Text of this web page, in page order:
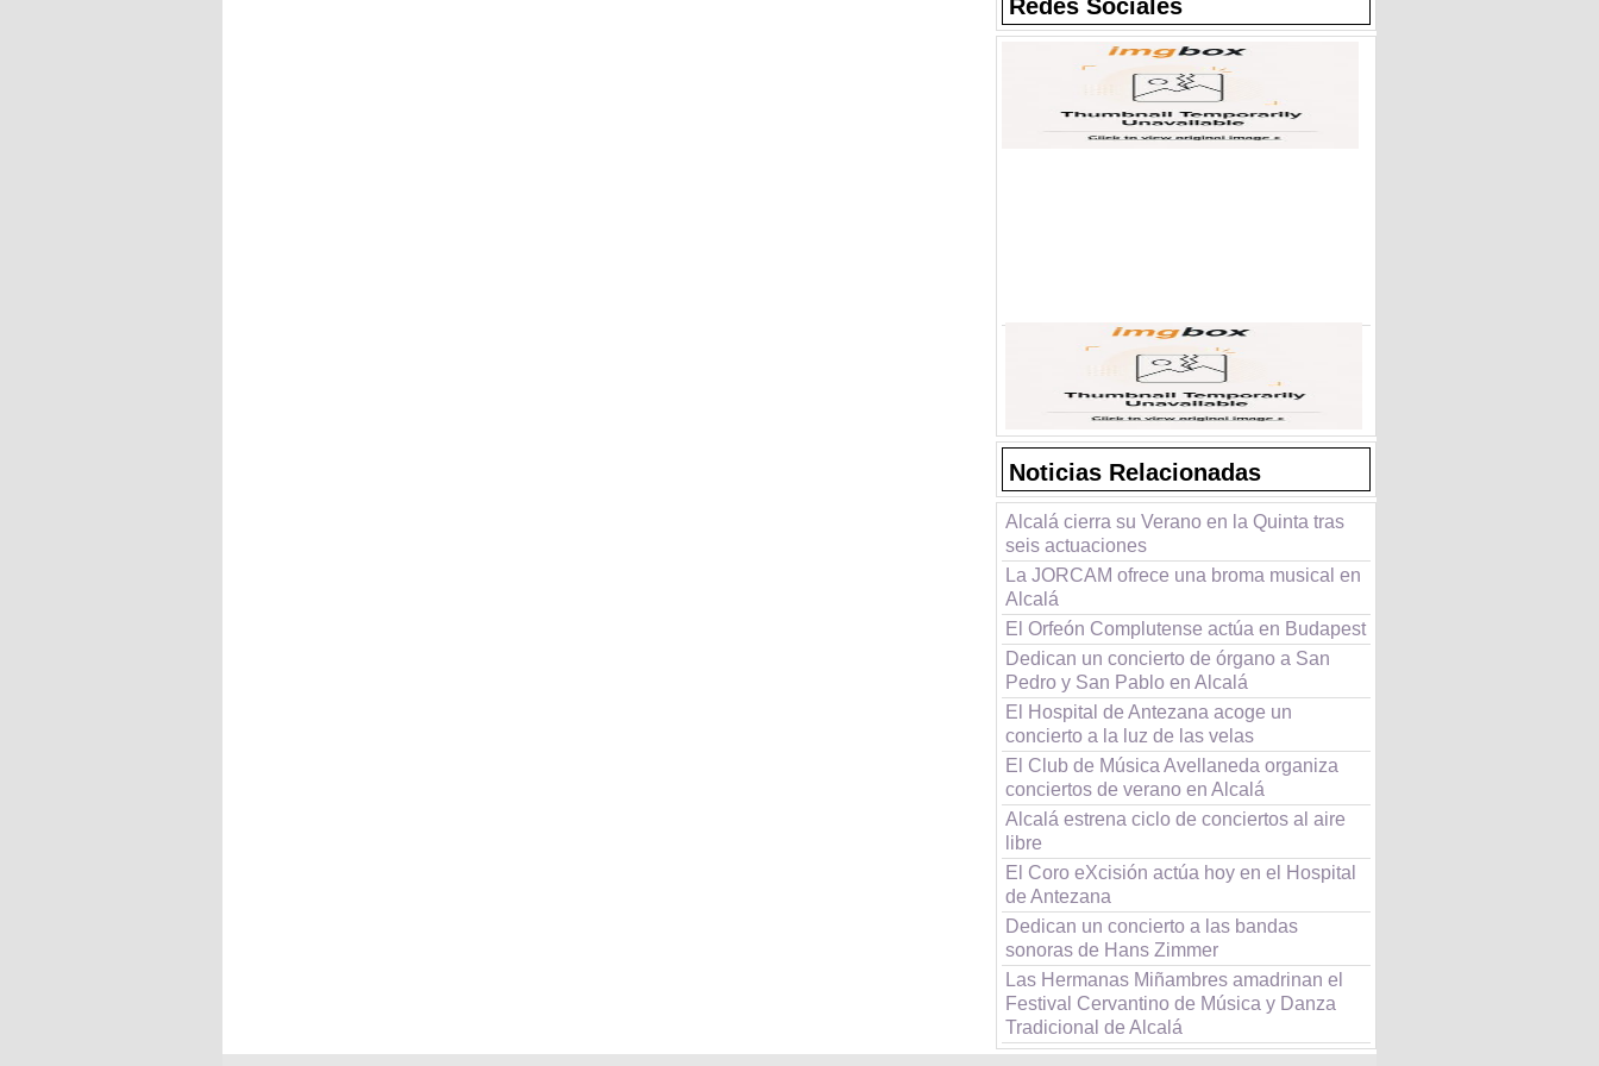
Redes Sociales
Noticias Relacionadas
Alcalá cierra su Verano en la Quinta tras
seis actuaciones
La JORCAM ofrece una broma musical en
Alcalá
El Orfeón Complutense actúa en Budapest
Dedican un concierto de órgano a San
Pedro y San Pablo en Alcalá
El Hospital de Antezana acoge un
concierto a la luz de las velas
El Club de Música Avellaneda organiza
conciertos de verano en Alcalá
Alcalá estrena ciclo de conciertos al aire
libre
El Coro eXcisión actúa hoy en el Hospital
de Antezana
Dedican un concierto a las bandas
sonoras de Hans Zimmer
Las Hermanas Miñambres amadrinan el
Festival Cervantino de Música y Danza
Tradicional de Alcalá